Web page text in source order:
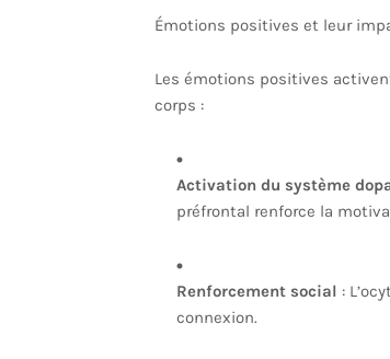
Émotions positives et leur
Les émotions positives
corps :
Activation du système
préfrontal renforce la
Renforcement social :
connexion.